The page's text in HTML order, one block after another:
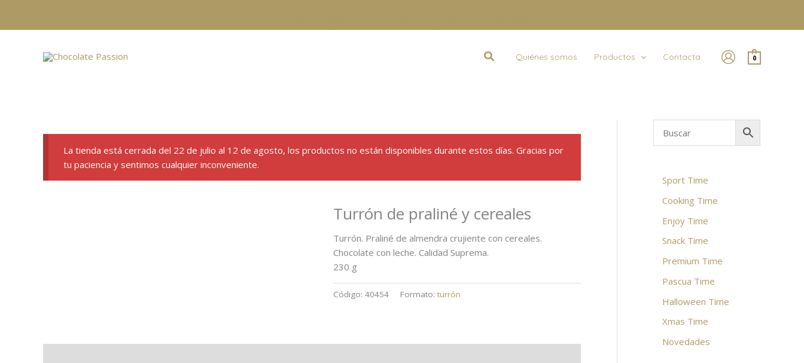
BuscarQuiénes somos Productos Contacta 0
La tienda está cerrada del 22 de julio al 12 de agosto, los productos no están disponibles durante estos días. Gracias por
tu paciencia y sentimos cualquier inconveniente.
Turrón de praliné y cereales
Turrón. Praliné de almendra crujiente con cereales.
Chocolate con leche. Calidad Suprema.
230 g
Código:40454 Formato:turrón
Sport Time
Cooking Time
Enjoy Time
Snack Time
Premium Time
Pascua Time
Halloween Time
Xmas Time
Novedades